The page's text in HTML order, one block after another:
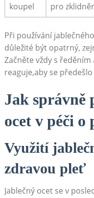
koupel
pro
Při používání
důležité být opatrný,
Začněte vždy s
reaguje,aby se
Jak správně
ocet v péči o
Využití
zdravou pleť
Jablečný ocet se v